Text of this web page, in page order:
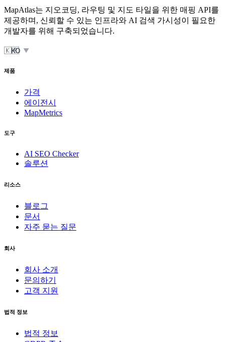
MapAtlas는 지오코딩, 라우팅 및 지도 타일을 위한 매핑 API를
제공하며, 신뢰할 수 있는 인프라와 AI 검색 가시성이 필요한
개발자를 위해 구축되었습니다.
🇰🇷
KO ▼
제품
가격
에이전시
MapMetrics
도구
AI SEO Checker
솔루션
리소스
블로그
문서
자주 묻는 질문
회사
회사 소개
문의하기
고객 지원
법적 정보
법적 정보